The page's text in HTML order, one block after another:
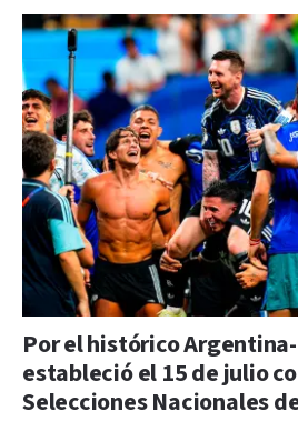
Por el histórico
estableció el 15 de julio
Selecciones Nacionales